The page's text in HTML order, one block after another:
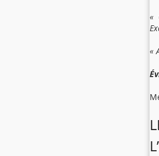
«
«